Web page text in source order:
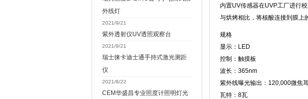
外线灯
2021/9/21
紫外透射仪UV透照观察台
2021/9/21
瑞士徕卡迪士通手持式激光测距
仪
2021/8/22
CEM华盛昌专业照度计照明灯光
内置UV传感器在UVP工厂进行
与烘烤相比，将核酸连接到膜上
规格
显示：LED
控制：触摸板
波长：365nm
紫外线曝光输出：120,000微焦
瓦特：8瓦